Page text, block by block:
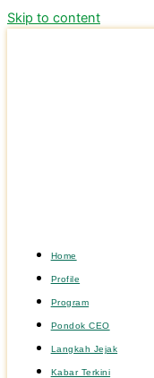
Skip to content
Home
Profile
Program
Pondok CEO
Langkah Jejak
Kabar Terkini